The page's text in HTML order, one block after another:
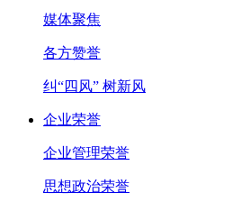
媒体聚焦
各方赞誉
纠“四风” 树新风
企业荣誉
企业管理荣誉
思想政治荣誉